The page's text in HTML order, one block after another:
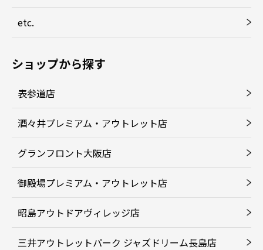
etc.
ショップから探す
表参道店
酒々井プレミアム・アウトレット店
グランフロント大阪店
御殿場プレミアム・アウトレット店
昭島アウトドアヴィレッジ店
三井アウトレットパーク ジャズドリーム長島店